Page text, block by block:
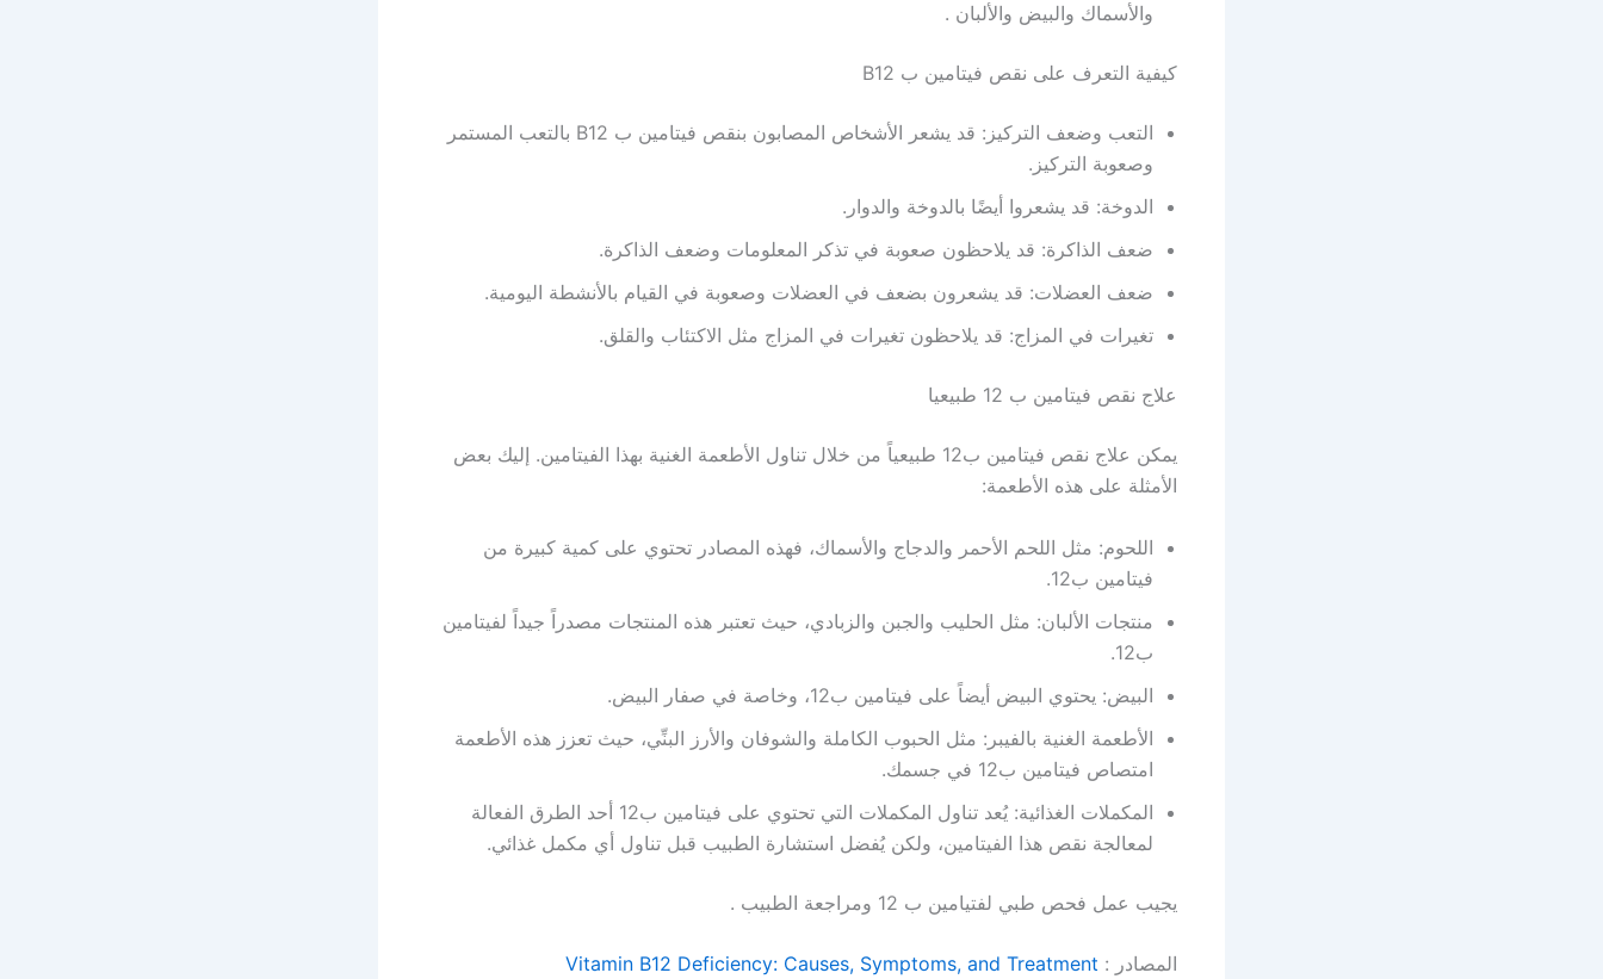
والأسماك والبيض والألبان .
كيفية التعرف على نقص فيتامين ب B12
التعب وضعف التركيز: قد يشعر الأشخاص المصابون بنقص فيتامين ب B12 بالتعب المستمر
وصعوبة التركيز.
الدوخة: قد يشعروا أيضًا بالدوخة والدوار.
ضعف الذاكرة: قد يلاحظون صعوبة في تذكر المعلومات وضعف الذاكرة.
ضعف العضلات: قد يشعرون بضعف في العضلات وصعوبة في القيام بالأنشطة اليومية.
تغيرات في المزاج: قد يلاحظون تغيرات في المزاج مثل الاكتئاب والقلق.
علاج نقص فيتامين ب 12 طبيعيا
يمكن علاج نقص فيتامين ب12 طبيعياً من خلال تناول الأطعمة الغنية بهذا الفيتامين. إليك بعض
الأمثلة على هذه الأطعمة:
اللحوم: مثل اللحم الأحمر والدجاج والأسماك، فهذه المصادر تحتوي على كمية كبيرة من
فيتامين ب12.
منتجات الألبان: مثل الحليب والجبن والزبادي، حيث تعتبر هذه المنتجات مصدراً جيداً لفيتامين
ب12.
البيض: يحتوي البيض أيضاً على فيتامين ب12، وخاصة في صفار البيض.
الأطعمة الغنية بالفيبر: مثل الحبوب الكاملة والشوفان والأرز البنِّي، حيث تعزز هذه الأطعمة
امتصاص فيتامين ب12 في جسمك.
المكملات الغذائية: يُعد تناول المكملات التي تحتوي على فيتامين ب12 أحد الطرق الفعالة
لمعالجة نقص هذا الفيتامين، ولكن يُفضل استشارة الطبيب قبل تناول أي مكمل غذائي.
يجيب عمل فحص طبي لفتيامين ب 12 ومراجعة الطبيب .
المصادر : Vitamin B12 Deficiency: Causes, Symptoms, and Treatment